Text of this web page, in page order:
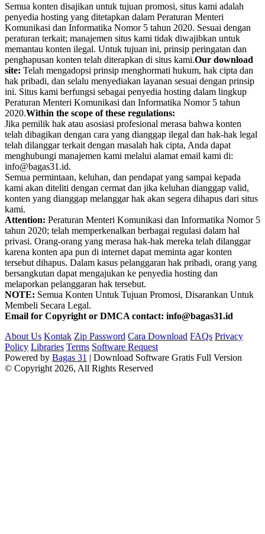
Semua konten disajikan untuk tujuan promosi, situs kami adalah
penyedia hosting yang ditetapkan dalam Peraturan Menteri
Komunikasi dan Informatika Nomor 5 tahun 2020. Sesuai dengan
peraturan terkait; manajemen situs kami tidak diwajibkan untuk
memantau konten ilegal. Untuk tujuan ini, prinsip peringatan dan
penghapusan konten telah diterapkan di situs kami.Our download
site: Telah mengadopsi prinsip menghormati hukum, hak cipta dan
hak pribadi, dan selalu menyediakan layanan sesuai dengan prinsip
ini. Situs kami berfungsi sebagai penyedia hosting dalam lingkup
Peraturan Menteri Komunikasi dan Informatika Nomor 5 tahun
2020.Within the scope of these regulations:
Jika pemilik hak atau asosiasi profesional merasa bahwa konten
telah dibagikan dengan cara yang dianggap ilegal dan hak-hak legal
telah dilanggar terkait dengan masalah hak cipta, Anda dapat
menghubungi manajemen kami melalui alamat email kami di:
info@bagas31.id.
Semua permintaan, keluhan, dan pendapat yang sampai kepada
kami akan diteliti dengan cermat dan jika keluhan dianggap valid,
konten yang dianggap melanggar hak akan segera dihapus dari situs
kami.
Attention: Peraturan Menteri Komunikasi dan Informatika Nomor 5
tahun 2020; telah memperkenalkan berbagai regulasi dalam hal
privasi. Orang-orang yang merasa hak-hak mereka telah dilanggar
karena konten apa pun di internet dapat meminta agar konten
tersebut dihapus. Dalam kasus pelanggaran hak pribadi, orang yang
bersangkutan dapat mengajukan ke penyedia hosting dan
melaporkan pelanggaran hak tersebut.
NOTE: Semua Konten Untuk Tujuan Promosi, Disarankan Untuk
Membeli Secara Legal.
Email for Copyright or DMCA contact: info@bagas31.id
About Us Kontak Zip Password Cara Download FAQs Privacy
Policy Libraries Terms Software Request
Powered by Bagas 31 | Download Software Gratis Full Version
© Copyright 2026, All Rights Reserved